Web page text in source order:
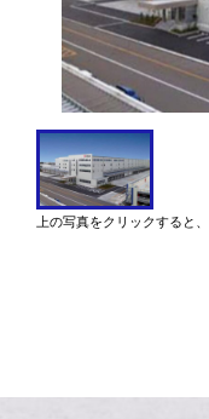
上の写真をクリックすると